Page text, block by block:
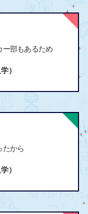
ー部もあるため
）
たから
）